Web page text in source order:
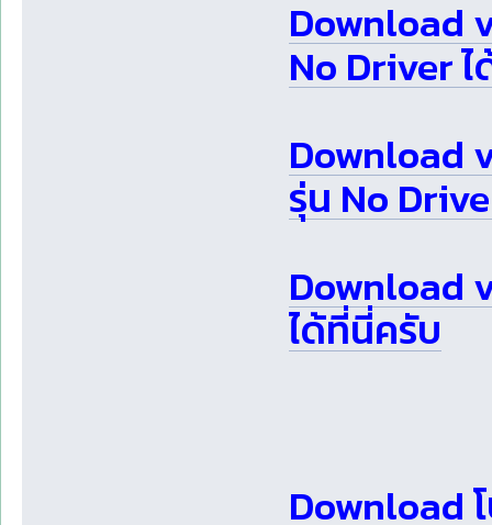
Download
No Driver
Download
รุ่น No
Download
ได้ที่นี่ครับ
Download